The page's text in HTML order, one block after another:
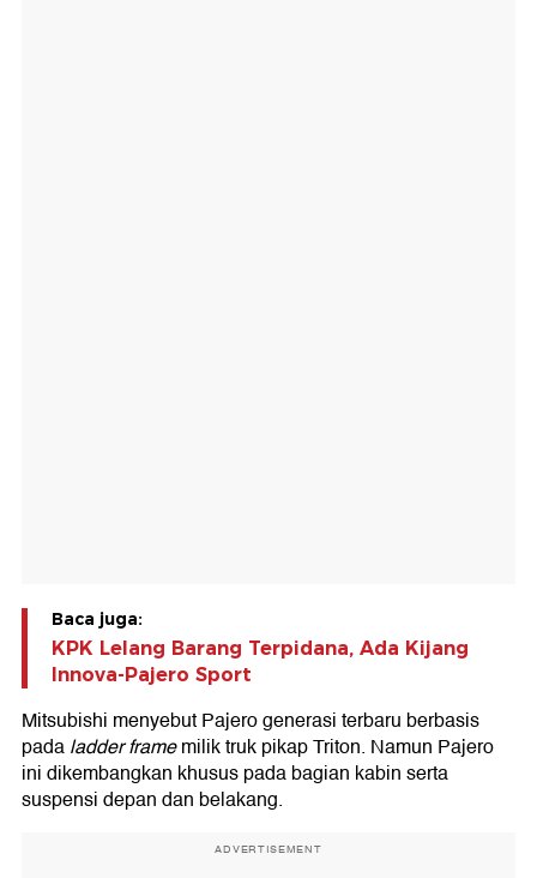
Baca juga:
KPK Lelang Barang Terpidana, Ada Kijang
Innova-Pajero Sport
Mitsubishi menyebut Pajero generasi terbaru berbasis
padaladder framemilik truk pikap Triton. Namun Pajero
ini dikembangkan khusus pada bagian kabin serta
suspensi depan dan belakang.
ADVERTISEMENT